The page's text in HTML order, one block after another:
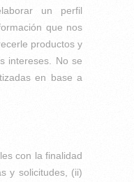
un perfil
que nos
productos y
intereses. No se
en base a
con la finalidad
y solicitudes, (ii)